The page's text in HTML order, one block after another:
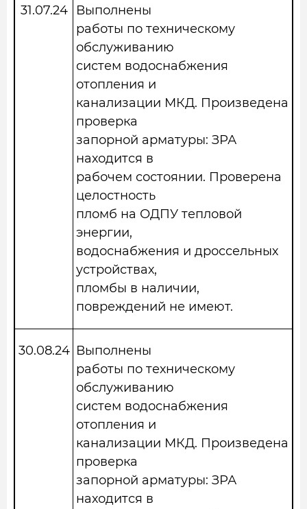
31.07.24
Выполнены
работы по техническому
обслуживанию
систем водоснабжения
отопления и
канализации МКД. Произведена
проверка
запорной арматуры: ЗРА
находится в
рабочем состоянии. Проверена
целостность
пломб на ОДПУ тепловой
энергии,
водоснабжения и дроссельных
устройствах,
пломбы в наличии,
повреждений не имеют.
30.08.24 Выполнены
работы по техническому
обслуживанию
систем водоснабжения
отопления и
канализации МКД. Произведена
проверка
запорной арматуры: ЗРА
находится в